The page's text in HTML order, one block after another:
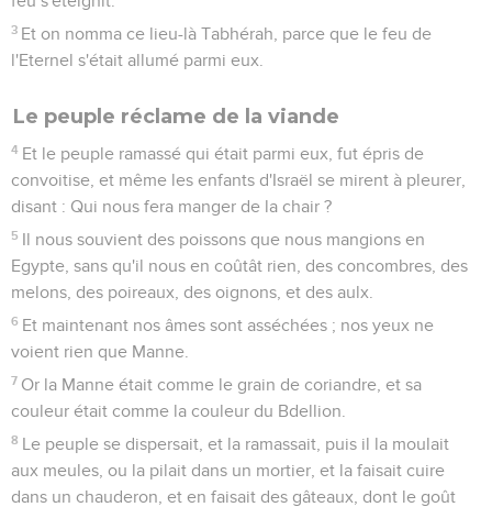
3 Et on nomma ce lieu-là Tabhérah, parce que le feu de
l'Eternel s'était allumé parmi eux.
Le peuple réclame de la viande
4 Et le peuple ramassé qui était parmi eux, fut épris de
convoitise, et même les enfants d'Israël se mirent à pleurer,
disant : Qui nous fera manger de la chair ?
5 Il nous souvient des poissons que nous mangions en
Egypte, sans qu'il nous en coûtât rien, des concombres, des
melons, des poireaux, des oignons, et des aulx.
6 Et maintenant nos âmes sont asséchées ; nos yeux ne
voient rien que Manne.
7 Or la Manne était comme le grain de coriandre, et sa
couleur était comme la couleur du Bdellion.
8 Le peuple se dispersait, et la ramassait, puis il la moulait
aux meules, ou la pilait dans un mortier, et la faisait cuire
dans un chauderon, et en faisait des gâteaux, dont le goût